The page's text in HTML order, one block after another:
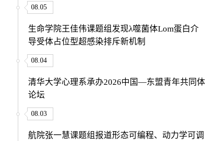
08.05
生命学院王佳伟课题组发现λ噬菌体Lom蛋白介
导受体占位型超感染排斥新机制
08.04
清华大学心理系承办2026中国—东盟青年共同体
论坛
08.03
航院张一慧课题组报道形态可编程、动力学可调